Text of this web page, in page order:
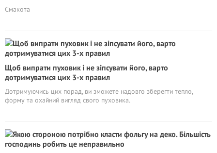
Смакота
Щоб випрати пуховик і не зіпсувати його, варто
дотримуватися цих 3-х правил
Дотримуючись цих порад, ви зможете надовго зберегти тепло,
форму та охайний вигляд свого пуховика.